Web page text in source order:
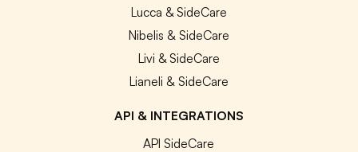
Lucca & SideCare
Nibelis & SideCare
Livi & SideCare
Lianeli & SideCare
API & INTEGRATIONS
API SideCare